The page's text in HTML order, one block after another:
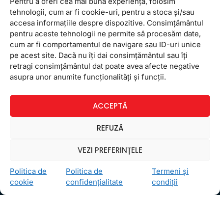
tehnologii, cum ar fi cookie-uri, pentru a stoca și/sau
accesa informațiile despre dispozitive. Consimțământul
pentru aceste tehnologii ne permite să procesăm date,
cum ar fi comportamentul de navigare sau ID-uri unice
pe acest site. Dacă nu îți dai consimțământul sau îți
retragi consimțământul dat poate avea afecte negative
asupra unor anumite funcționalități și funcții.
ACCEPTĂ
REFUZĂ
VEZI PREFERINȚELE
Politica de
cookie
Politica de
confidențialitate
Termeni și
condiții
Ceea ce ne ghidează pe toţi cei din echipa FollowMe
este motto-ulÎnvaţă zâmbind. Vrem să realizăm asta
Locații
FollowMe Vitan